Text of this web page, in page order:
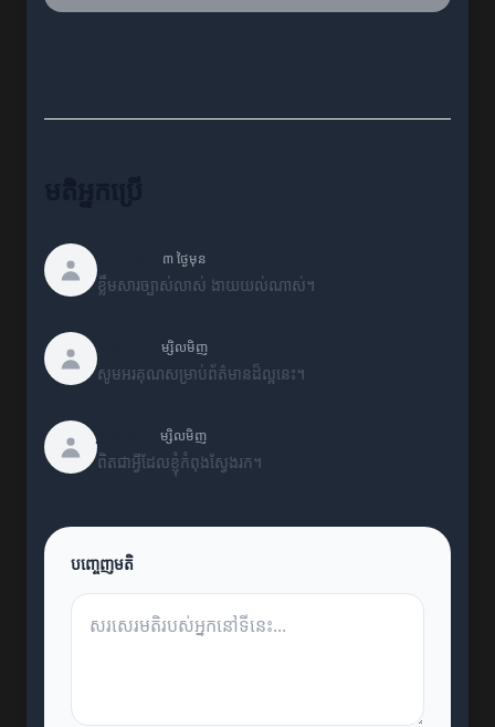
៣ ថ្ងៃមុន
ខ្លឹមសារច្បាស់លាស់ ងាយយល់ណាស់។
ម្សិលមិញ
សូមអរគុណសម្រាប់ព័ត៌មានដ៏ល្អនេះ។
ម្សិលមិញ
ពិតជាអ្វីដែលខ្ញុំកំពុងស្វែងរក។
បញ្ចេញមតិ